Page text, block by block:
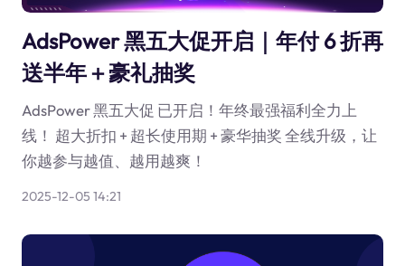
AdsPower 黑五大促开启｜年付 6 折再
送半年＋豪礼抽奖
AdsPower 黑五大促 已开启！年终最强福利全力上
线！ 超大折扣 + 超长使用期 + 豪华抽奖 全线升级，让
你越参与越值、越用越爽！
2025-12-05 14:21